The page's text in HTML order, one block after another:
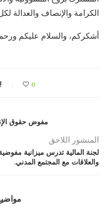
الكرامة والإنصاف والعدالة لكل
أشكركم، والسلام عليكم
0
مفوض حقوق
المنشور اللاحق
لجنة المالية تدرس ميزانية
والعلاقات مع المجتمع المدني.